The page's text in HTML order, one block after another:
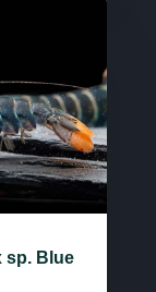
sp. Blue